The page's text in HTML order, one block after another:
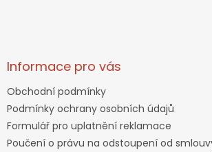
Informace pro vás
Obchodní podmínky
Podmínky ochrany osobních údajů
Formulář pro uplatnění reklamace
Poučení o právu na odstoupení od